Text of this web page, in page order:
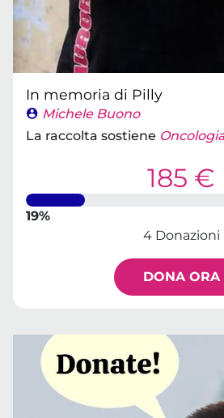
In memoria di Pilly
Michele Buono
La raccolta sostiene
185 €
19%
4 Donazioni
DONA ORA